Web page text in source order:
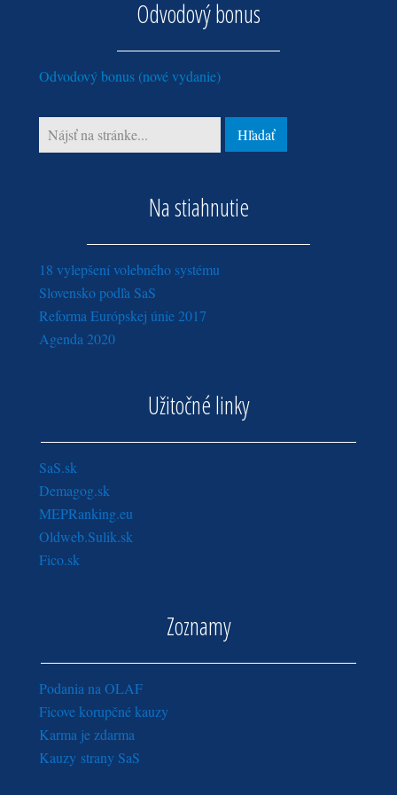
február (3)
január (3)
Odvodový bonus
Odvodový bonus (nové vydanie)
Na stiahnutie
18 vylepšení volebného systému
Slovensko podľa SaS
Reforma Európskej únie 2017
Agenda 2020
Užitočné linky
SaS.sk
Demagog.sk
MEPRanking.eu
Oldweb.Sulik.sk
Fico.sk
Zoznamy
Podania na OLAF
Ficove korupčné kauzy
Karma je zdarma
Kauzy strany SaS